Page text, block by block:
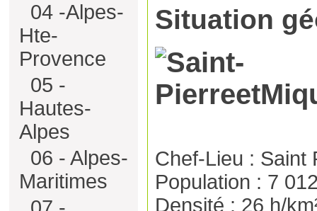
04 -Alpes-
Hte-
Provence
05 -
Hautes-
Alpes
06 - Alpes-
Maritimes
Situation
Chef-Lieu : Saint
Population : 7
Densité : 26 h/